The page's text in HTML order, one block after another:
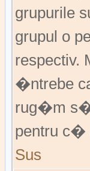
grupurile
grupul o
respectiv.
�ntrebe
rug�m
pentru c�
Sus